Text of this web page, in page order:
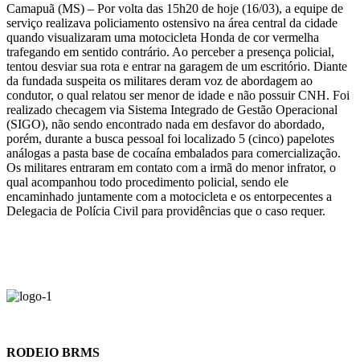
Camapuã (MS) – Por volta das 15h20 de hoje (16/03), a equipe de
serviço realizava policiamento ostensivo na área central da cidade
quando visualizaram uma motocicleta Honda de cor vermelha
trafegando em sentido contrário. Ao perceber a presença policial,
tentou desviar sua rota e entrar na garagem de um escritório. Diante
da fundada suspeita os militares deram voz de abordagem ao
condutor, o qual relatou ser menor de idade e não possuir CNH. Foi
realizado checagem via Sistema Integrado de Gestão Operacional
(SIGO), não sendo encontrado nada em desfavor do abordado,
porém, durante a busca pessoal foi localizado 5 (cinco) papelotes
análogas a pasta base de cocaína embalados para comercialização.
Os militares entraram em contato com a irmã do menor infrator, o
qual acompanhou todo procedimento policial, sendo ele
encaminhado juntamente com a motocicleta e os entorpecentes a
Delegacia de Polícia Civil para providências que o caso requer.
RODEIO BRMS